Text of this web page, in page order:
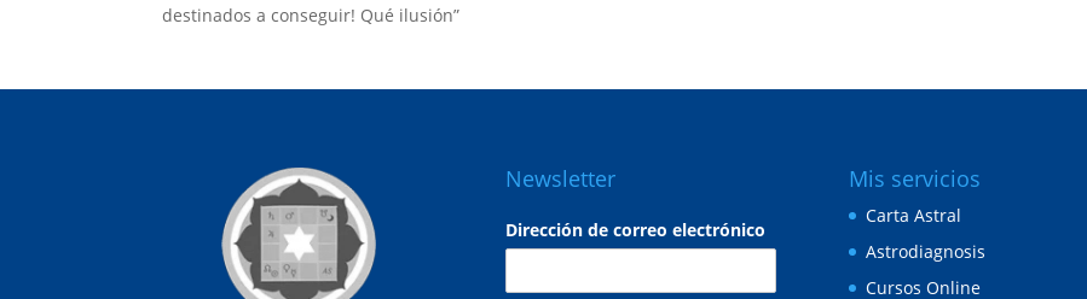
destinados a conseguir! Qué ilusión”
Newsletter
Dirección de correo electrónico
Mis servicios
Carta Astral
Astrodiagnosis
Cursos Online